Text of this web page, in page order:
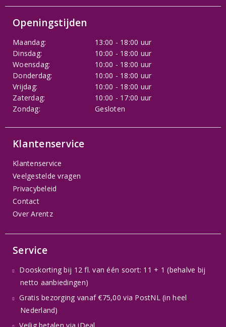
Openingstijden
Maandag:
13:00 - 18:00 uur
Dinsdag:
10:00 - 18:00 uur
Woensdag:
10:00 - 18:00 uur
Donderdag:
10:00 - 18:00 uur
Vrijdag:
10:00 - 18:00 uur
Zaterdag:
10:00 - 17:00 uur
Zondag:
Gesloten
Klantenservice
Klantenservice
Veelgestelde vragen
Privacybeleid
Contact
Over Arentz
Service
Dooskorting bij 12 fl. van één soort: 11 + 1 (behalve bij
netto aanbiedingen)
Gratis bezorging vanaf €75,00 via PostNL (in heel
Nederland)